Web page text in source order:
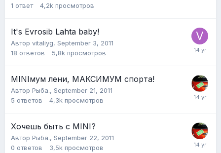
1 ответ 4,2k просмотров
It's Evrosib Lahta baby!
Автор vitaliyg, September 3, 2011
18 ответов 5,8k просмотров
MINIмум лени, МАКСИМУМ спорта!
Автор Рыба., September 21, 2011
5 ответов 4,3k просмотров
Хочешь быть с MINI?
Автор Рыба., September 22, 2011
0 ответов 3,5k просмотров